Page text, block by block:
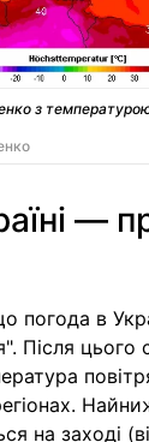
з
—
погода в
Після цього
на заході